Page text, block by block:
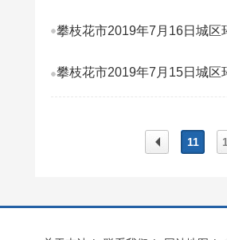
攀枝花市2019年7月16日城区
攀枝花市2019年7月15日城区
11